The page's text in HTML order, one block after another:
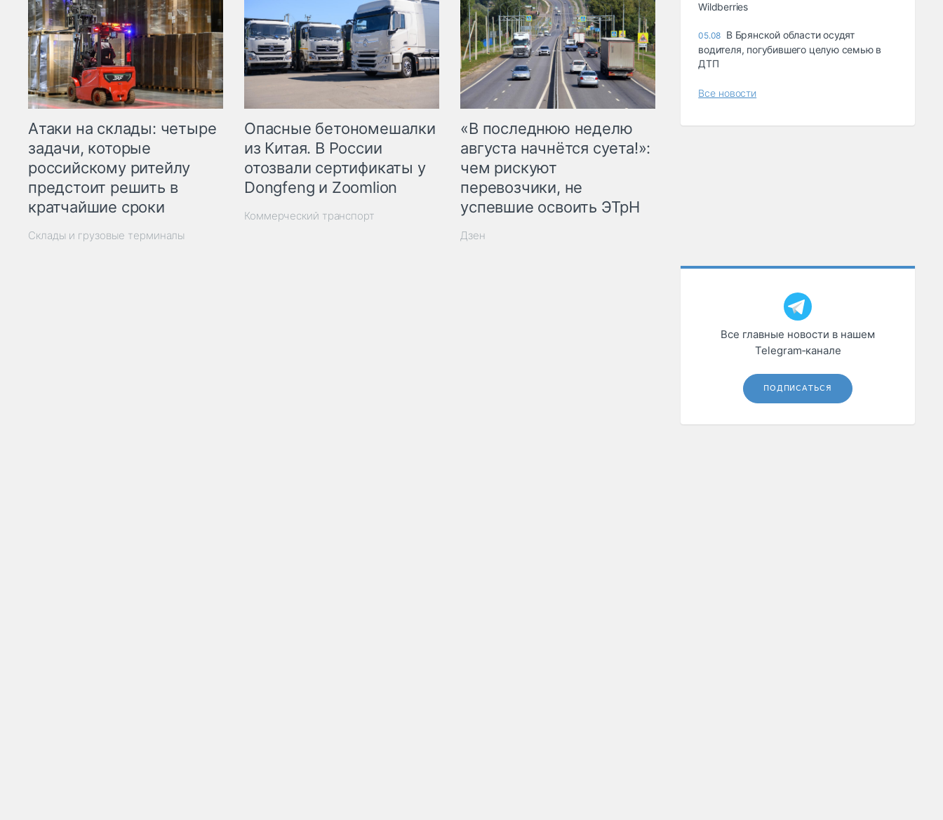
Атаки на склады: четыре
задачи, которые
российскому ритейлу
предстоит решить в
кратчайшие сроки
Склады и грузовые терминалы
Опасные бетономешалки
из Китая. В России
отозвали сертификаты у
Dongfeng и Zoomlion
Коммерческий транспорт
«В последнюю неделю
августа начнётся суета!»:
чем рискуют
перевозчики, не
успевшие освоить ЭТрН
Дзен
Wildberries
05.08 В Брянской области осудят
водителя, погубившего целую семью в
ДТП
Все новости
Все главные новости в нашем
Telegram‑канале
ПОДПИСАТЬСЯ